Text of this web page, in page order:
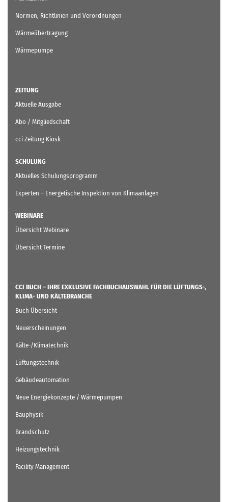
Normen, Richtlinien und Verordnungen
Wärmeübertragung
Wärmepumpe
ZEITUNG
Aktuelle Ausgabe
Abo / Mitgliedschaft
cci Zeitung Kiosk
SCHULUNG
Aktuelles Schulungsprogramm
Experten – Energetische Inspektion von Klimaanlagen
WEBINARE
Übersicht Webinare
Übersicht Termine
CCI BUCH – IHRE EXKLUSIVE FACHBUCHAUSWAHL FÜR DIE LÜFTUNGS-,
KLIMA- UND KÄLTEBRANCHE
Buch Übersicht
Neuerscheinungen
Kälte-/Klimatechnik
Lüftungstechnik
Gebäudeautomation
Neue Energiekonzepte / Wärmepumpen
Bauphysik
Brandschutz
Heizungstechnik
Facility Management